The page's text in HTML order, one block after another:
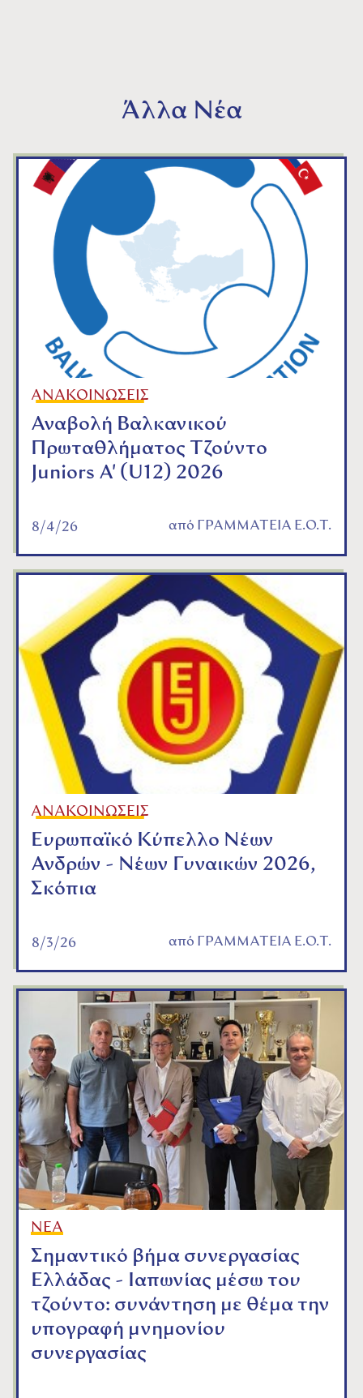
Άλλα Νέα
ΑΝΑΚΟΙΝΩΣΕΙΣ
Αναβολή Βαλκανικού
Πρωταθλήματος Τζούντο
Juniors A' (U12) 2026
8/4/26 από ΓΡΑΜΜΑΤΕΙΑ Ε.Ο.Τ.
ΑΝΑΚΟΙΝΩΣΕΙΣ
Ευρωπαϊκό Κύπελλο Νέων
Ανδρών - Νέων Γυναικών 2026,
Σκόπια
8/3/26 από ΓΡΑΜΜΑΤΕΙΑ Ε.Ο.Τ.
ΝΕΑ
Σημαντικό βήμα συνεργασίας
Ελλάδας - Ιαπωνίας μέσω του
τζούντο: συνάντηση με θέμα την
υπογραφή μνημονίου
συνεργασίας